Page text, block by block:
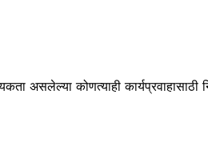
असलेल्या कोणत्याही कार्यप्रवाहासाठी